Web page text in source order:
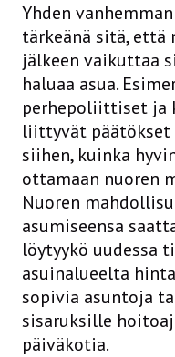
Yhden
tärkeänä sitä, että
jälkeen vaikuttaa
haluaa asua.
perhepoliittiset ja
liittyvät
siihen, kuinka
ottamaan nuoren
Nuoren
asumiseensa
löytyykö uudessa
asuinalueelta
sopivia asuntoja
sisaruksille
päiväkotia.